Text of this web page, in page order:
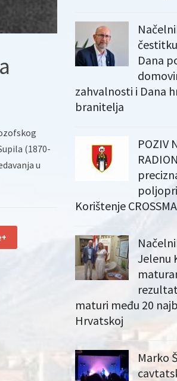
(1870-
u
Dana
zahvalnosti i Dana
branitelja
POZIV
Korištenje
Jelenu
maturi među 20
Hrvatskoj
Marko